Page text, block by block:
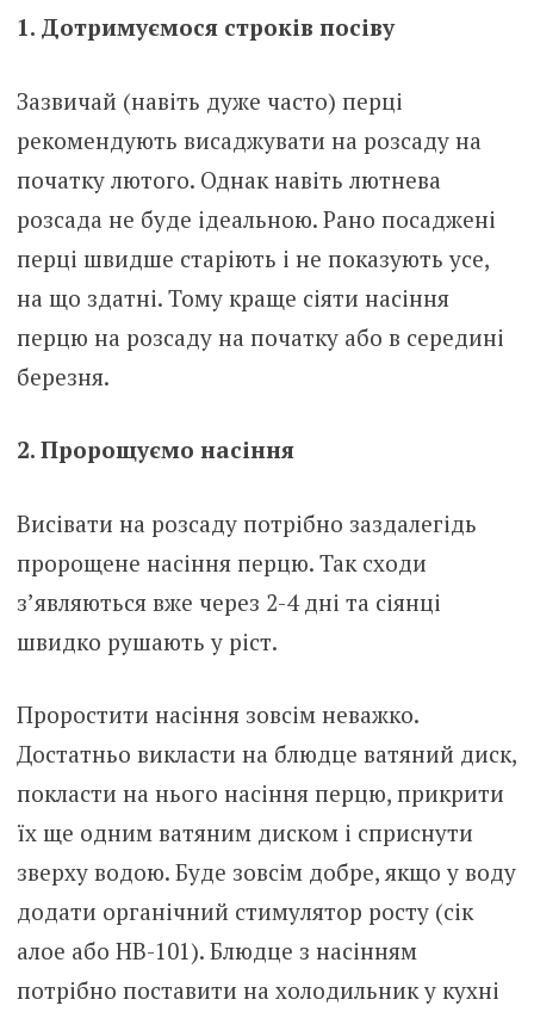
1. Дотримуємося строків посіву
Зазвичай (навіть дуже часто) перці
рекомендують висаджувати на розсаду на
початку лютого. Однак навіть лютнева
розсада не буде ідеальною. Рано посаджені
перці швидше старіють і не показують усе,
на що здатні. Тому краще сіяти насіння
перцю на розсаду на початку або в середині
березня.
2. Пророщуємо насіння
Висівати на розсаду потрібно заздалегідь
пророщене насіння перцю. Так сходи
з’являються вже через 2-4 дні та сіянці
швидко рушають у ріст.
Проростити насіння зовсім неважко.
Достатньо викласти на блюдце ватяний диск,
покласти на нього насіння перцю, прикрити
їх ще одним ватяним диском і сприснути
зверху водою. Буде зовсім добре, якщо у воду
додати органічний стимулятор росту (сік
алое або НВ-101). Блюдце з насінням
потрібно поставити на холодильник у кухні